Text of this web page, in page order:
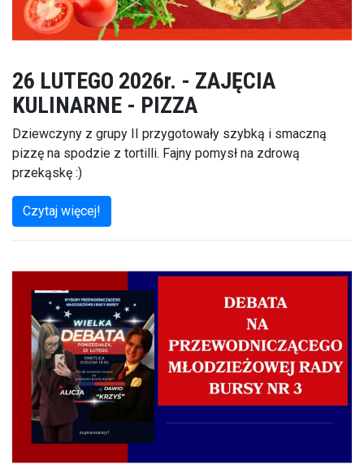
26 LUTEGO 2026r. - ZAJĘCIA
KULINARNE - PIZZA
Dziewczyny z grupy II przygotowały szybką i smaczną
pizzę na spodzie z tortilli. Fajny pomysł na zdrową
przekąskę :)
Czytaj więcej!